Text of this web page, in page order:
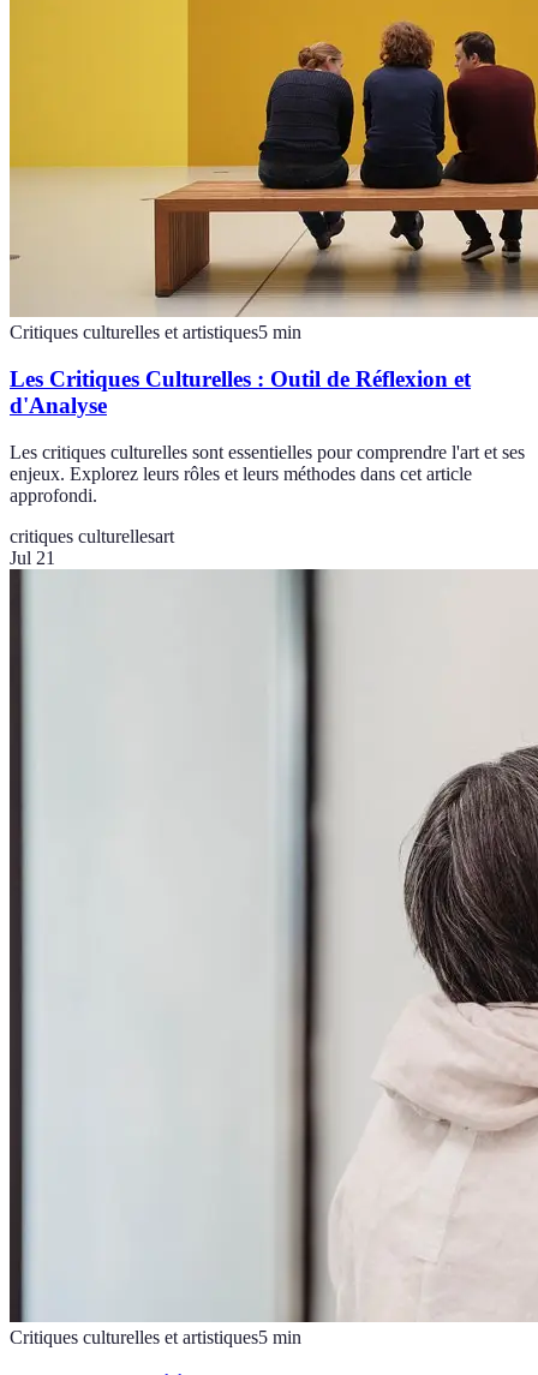
Critiques culturelles et artistiques5 min
Les Critiques Culturelles : Outil de Réflexion et
d'Analyse
Les critiques culturelles sont essentielles pour comprendre l'art et ses
enjeux. Explorez leurs rôles et leurs méthodes dans cet article
approfondi.
critiques culturellesart
Jul 21
Critiques culturelles et artistiques5 min